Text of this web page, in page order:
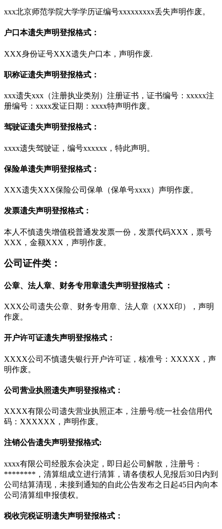
xxx北京师范学院大学学历证编号xxxxxxxxx丢失声明作废。
户口本遗失声明登报格式：
XXX身份证号XXX遗失户口本，声明作废.
职称证遗失声明登报格式：
xxx遗失xxx（注册执业类别）注册证书，证书编号：xxxxx注
册编号：xxxx发证日期：xxxx特声明作废。
驾驶证遗失声明登报格式：
xxxx遗失驾驶证，编号xxxxxx，特此声明。
保险单遗失声明登报格式：
XXX遗失XXX保险公司保单（保单号xxxx）声明作废。
发票遗失声明登报格式：
本人不慎遗失增值税普通发发票一份，发票代码XXX，票号
XXX，金额XXX，声明作废。
公司证件类：
公章、法人章、财务专用章遗失声明登报格式 ：
XXX公司遗失公章、财务专用章、法人章（XXX印），声明
作废。
开户许可证遗失声明登报格式：
XXXX公司不慎遗失银行开户许可证，核准号：XXXXX，声
明作废。
公司营业执照遗失声明登报格式：
XXXX有限公司遗失营业执照正本，注册号/统一社会信用代
码：XXXXXX，声明作废。
注销公告遗失声明登报格式:
xxxx有限公司经股东会决定，即日起公司解散，注册号：
********，清算组成立进行清算，请各债权人见报后30日内到
公司结算清现，未接到通知的自此公告发布之日起45日内向本
公司清算组申报债权。
税收完税证明遗失声明登报格式：